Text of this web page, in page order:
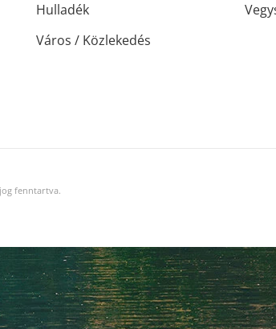
Hulladék
Város / Közlekedés
fenntartva.